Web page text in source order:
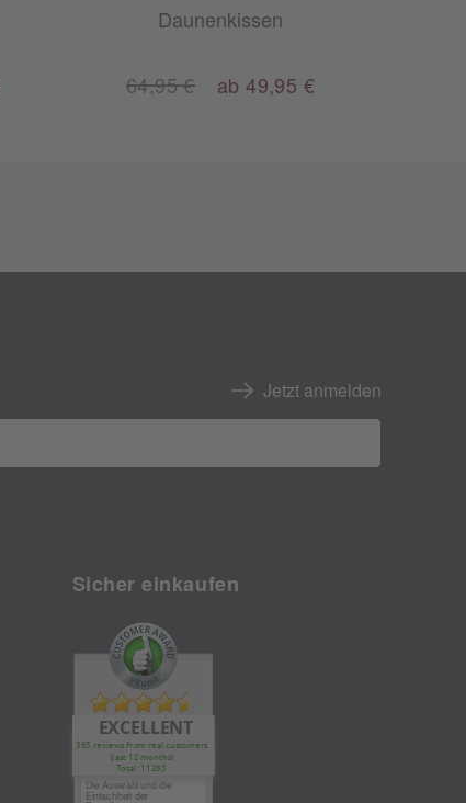
Daunenkissen
64,95 € ab 49,95 €
Jetzt anmelden
Sicher einkaufen
EXCELLENT
385 reviews from real customers
(last 12 months)
Total: 11283
Die Auswahl und die
Einfachheit der